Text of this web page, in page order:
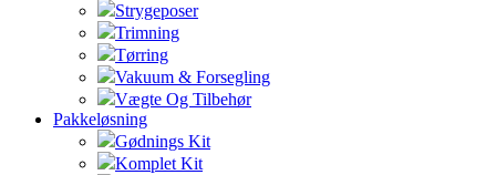
Strygeposer
Trimning
Tørring
Vakuum & Forsegling
Vægte Og Tilbehør
Pakkeløsning
Gødnings Kit
Komplet Kit